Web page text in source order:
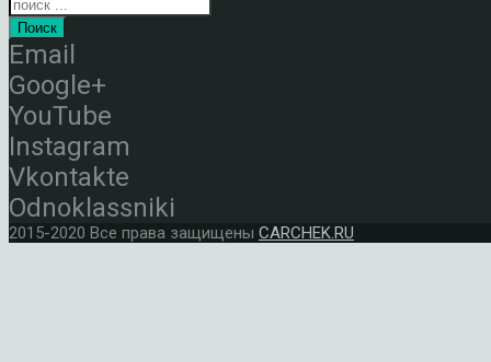
Поиск
Email
Google+
YouTube
Instagram
Vkontakte
Odnoklassniki
2015-2020 Все права защищены CARCHEK.RU